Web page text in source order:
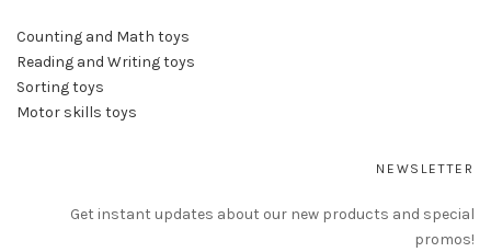
Counting and Math toys
Reading and Writing toys
Sorting toys
Motor skills toys
NEWSLETTER
Get instant updates about our new products and special
promos!